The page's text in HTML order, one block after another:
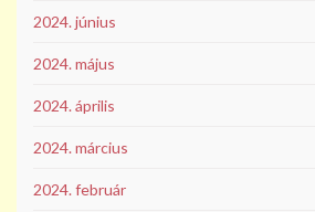
2024. június
2024. május
2024. április
2024. március
2024. február